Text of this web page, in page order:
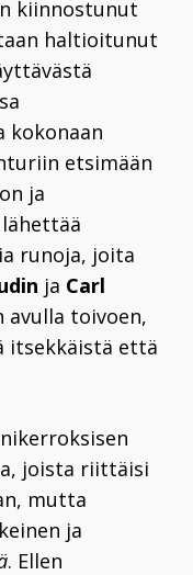
kiinnostunut
haltioitunut
kokonaan
etsimään
ja
runoja, joita
ja Carl
toivoen,
itsekkäistä että
joista riittäisi
mutta
ja
. Ellen